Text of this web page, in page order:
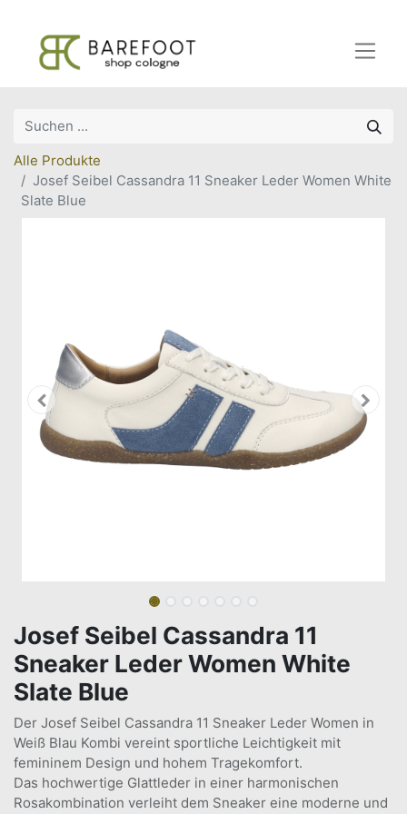
Alle Produkte
Josef Seibel Cassandra 11 Sneaker Leder Women White
Slate Blue
Josef Seibel Cassandra 11
Sneaker Leder Women White
Slate Blue
Der Josef Seibel Cassandra 11 Sneaker Leder Women in
Weiß Blau Kombi vereint sportliche Leichtigkeit mit
femininem Design und hohem Tragekomfort.
Das hochwertige Glattleder in einer harmonischen
Rosakombination verleiht dem Sneaker eine moderne und